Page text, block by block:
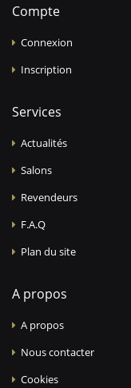
Compte
Connexion
Inscription
Services
Actualités
Salons
Revendeurs
F.A.Q
Plan du site
A propos
A propos
Nous contacter
Cookies